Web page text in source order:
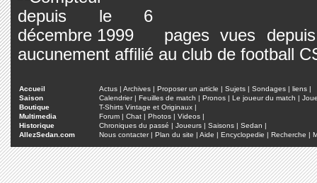
pages vues
aucunement affilié au club de football
Accueil Actus | Archives | Proposer un article | Sujets | Sondages | liens |
Saison
Calendrier| Feuilles de match | Pronos | Le joueur du match |
Boutique
T-Shirts Vintage et Originaux |
Multimedia
Forum | Chat | Photos | Videos |
Historique
Chroniques du passé | Joueurs | Saisons | Sedan |
AllezSedan.com
Nous contacter| Plan du site | Aide | Encyclopedie | Recherche |